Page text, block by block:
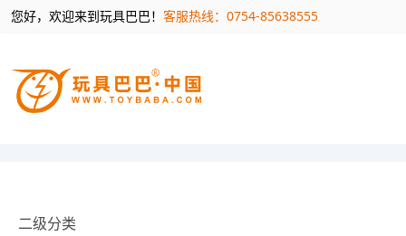
您好，欢迎来到玩具巴巴！ 客服热线：0754-85638555
二级分类